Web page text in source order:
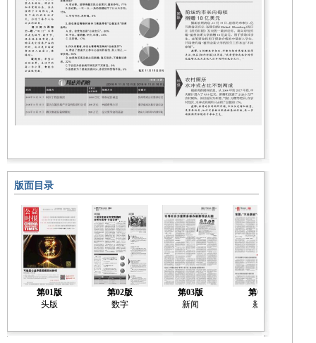
版面目录
第01版
头版
第02版
数字
第03版
新闻
第04版
新闻